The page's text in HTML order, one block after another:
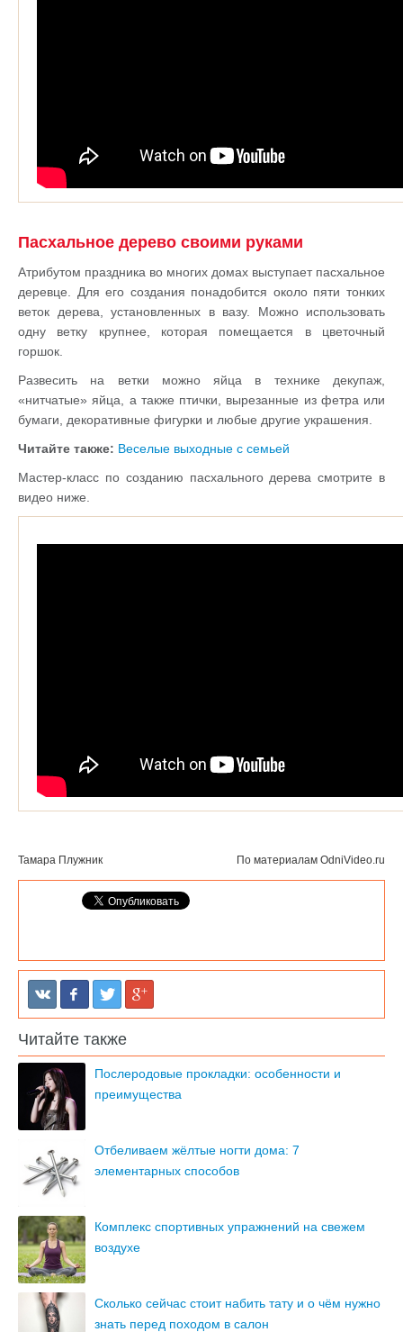
Пасхальное дерево своими руками
Атрибутом праздника во многих домах выступает пасхальное
деревце. Для его создания понадобится около пяти тонких
веток дерева, установленных в вазу. Можно использовать
одну ветку крупнее, которая помещается в цветочный
горшок.
Развесить на ветки можно яйца в технике декупаж,
«нитчатые» яйца, а также птички, вырезанные из фетра или
бумаги, декоративные фигурки и любые другие украшения.
Читайте также: Веселые выходные с семьей
Мастер-класс по созданию пасхального дерева смотрите в
видео ниже.
Тамара Плужник По материалам OdniVideo.ru
Читайте также
Послеродовые прокладки: особенности и
преимущества
Отбеливаем жёлтые ногти дома: 7
элементарных способов
Комплекс спортивных упражнений на свежем
воздухе
Сколько сейчас стоит набить тату и о чём нужно
знать перед походом в салон